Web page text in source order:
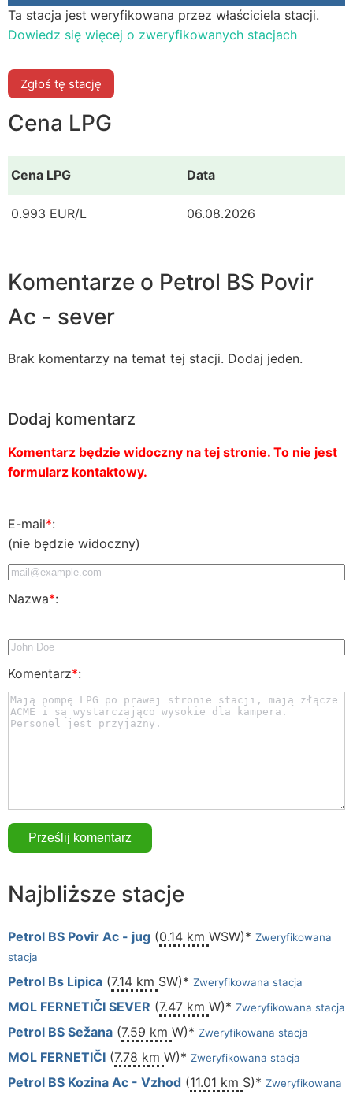
Ta stacja jest weryfikowana przez właściciela stacji.
Dowiedz się więcej o zweryfikowanych stacjach
Zgłoś tę stację
Cena LPG
Cena LPG Data
0.993 EUR/L 06.08.2026
Komentarze o Petrol BS Povir
Ac - sever
Brak komentarzy na temat tej stacji. Dodaj jeden.
Dodaj komentarz
Komentarz będzie widoczny na tej stronie. To nie jest
formularz kontaktowy.
E-mail*:
(nie będzie widoczny)
Nazwa*:
Komentarz*:
Najbliższe stacje
Petrol BS Povir Ac - jug (0.14 km WSW)* Zweryfikowana
stacja
Petrol Bs Lipica (7.14 km SW)* Zweryfikowana stacja
MOL FERNETIČI SEVER (7.47 km W)* Zweryfikowana stacja
Petrol BS Sežana (7.59 km W)* Zweryfikowana stacja
MOL FERNETIČI (7.78 km W)* Zweryfikowana stacja
Petrol BS Kozina Ac - Vzhod (11.01 km S)* Zweryfikowana